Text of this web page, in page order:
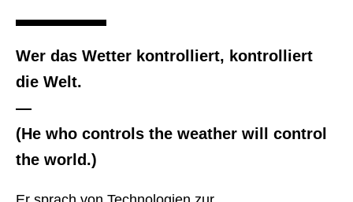
Wer das Wetter kontrolliert, kontrolliert
die Welt.
—
(He who controls the weather will control
the world.)